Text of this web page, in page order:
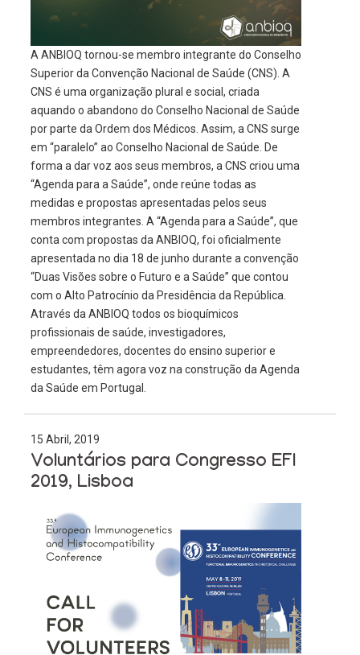
A ANBIOQ tornou-se membro integrante do Conselho
Superior da Convenção Nacional de Saúde (CNS). A
CNS é uma organização plural e social, criada
aquando o abandono do Conselho Nacional de Saúde
por parte da Ordem dos Médicos. Assim, a CNS surge
em “paralelo” ao Conselho Nacional de Saúde. De
forma a dar voz aos seus membros, a CNS criou uma
“Agenda para a Saúde”, onde reúne todas as
medidas e propostas apresentadas pelos seus
membros integrantes. A “Agenda para a Saúde”, que
conta com propostas da ANBIOQ, foi oficialmente
apresentada no dia 18 de junho durante a convenção
“Duas Visões sobre o Futuro e a Saúde” que contou
com o Alto Patrocínio da Presidência da República.
Através da ANBIOQ todos os bioquímicos
profissionais de saúde, investigadores,
empreendedores, docentes do ensino superior e
estudantes, têm agora voz na construção da Agenda
da Saúde em Portugal.
15 Abril, 2019
Voluntários para Congresso EFI
2019, Lisboa